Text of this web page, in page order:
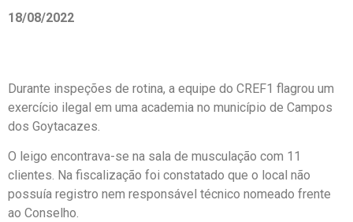
18/08/2022
Durante inspeções de rotina, a equipe do CREF1 flagrou um
exercício ilegal em uma academia no município de Campos
dos Goytacazes.
O leigo encontrava-se na sala de musculação com 11
clientes. Na fiscalização foi constatado que o local não
possuía registro nem responsável técnico nomeado frente
ao Conselho.